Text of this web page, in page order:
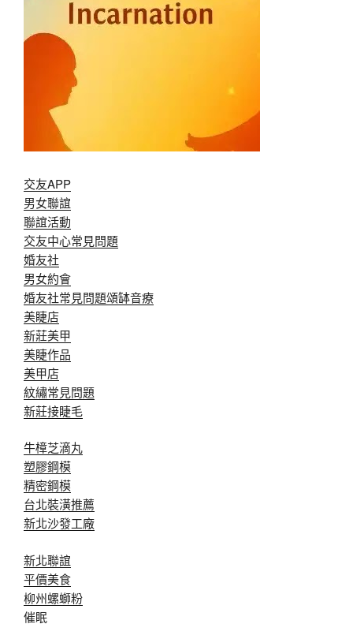
交友APP
男女聯誼
聯誼活動
交友中心常見問題
婚友社
男女約會
婚友社常見問題頌缽音療
美睫店
新莊美甲
美睫作品
美甲店
紋繡常見問題
新莊接睫毛
牛樟芝滴丸
塑膠鋼模
精密鋼模
台北裝潢推薦
新北沙發工廠
新北聯誼
平價美食
柳州螺螄粉
催眠